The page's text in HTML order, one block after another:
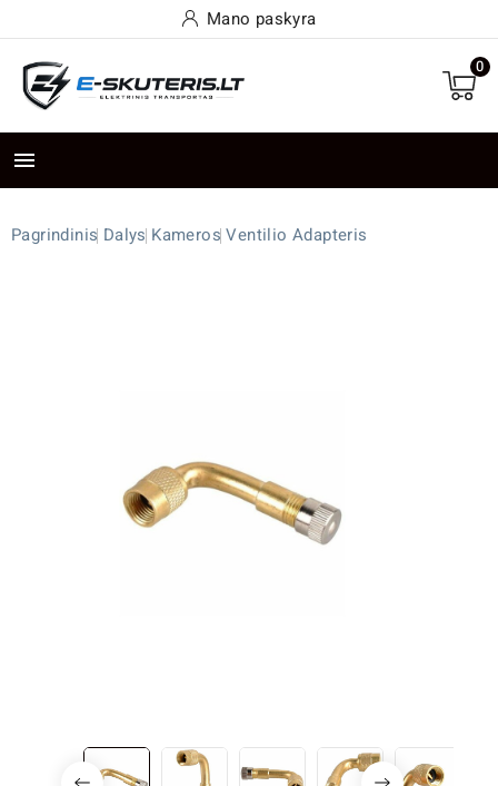
Mano paskyra
0

Pagrindinis Dalys Kameros Ventilio Adapteris